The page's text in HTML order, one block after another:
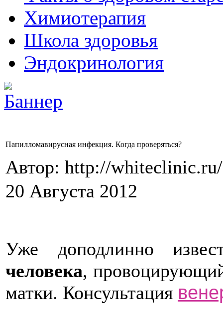
Химиoтерапия
Школа здоровья
Эндокринология
Папилломавирусная инфекция. Когда проверяться?
Автор: http://
20 Августа 2012
Уже доподлинно
человека,
матки. Консультация